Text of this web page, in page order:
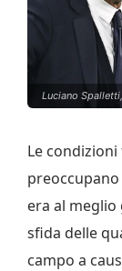
Luciano
Le
preoccupano
era al meglio
sfida delle
campo a